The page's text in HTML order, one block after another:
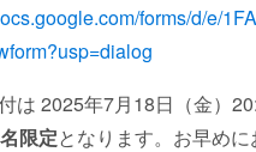
forms/d/e/
は 2025年7月18日（金）
限定となります。お早めに